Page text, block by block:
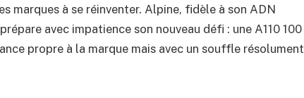
marques à se réinventer. Alpine, fidèle à son ADN
avec impatience son nouveau défi : une A110 100
propre à la marque mais avec un souffle résolument